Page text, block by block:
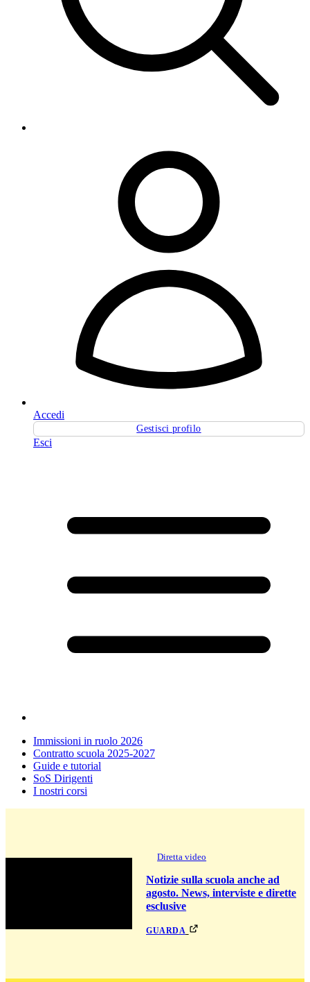
Accedi
Gestisci profilo
Esci
Immissioni in ruolo 2026
Contratto scuola 2025-2027
Guide e tutorial
SoS Dirigenti
I nostri corsi
Diretta video
Notizie sulla scuola anche ad
agosto. News, interviste e dirette
esclusive
guarda